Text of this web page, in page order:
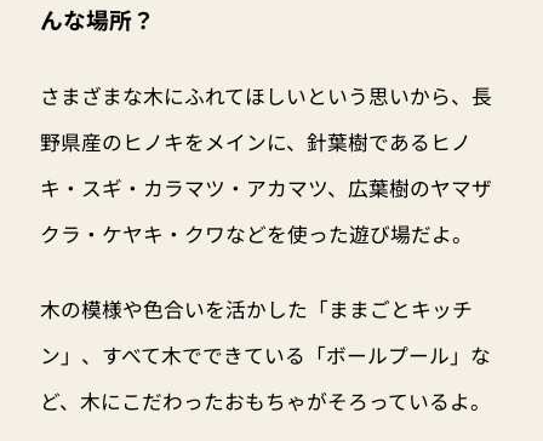
んな場所？
さまざまな木にふれてほしいという思いから、長
野県産のヒノキをメインに、針葉樹であるヒノ
キ・スギ・カラマツ・アカマツ、広葉樹のヤマザ
クラ・ケヤキ・クワなどを使った遊び場だよ。
木の模様や色合いを活かした「ままごとキッチ
ン」、すべて木でできている「ボールプール」な
ど、木にこだわったおもちゃがそろっているよ。